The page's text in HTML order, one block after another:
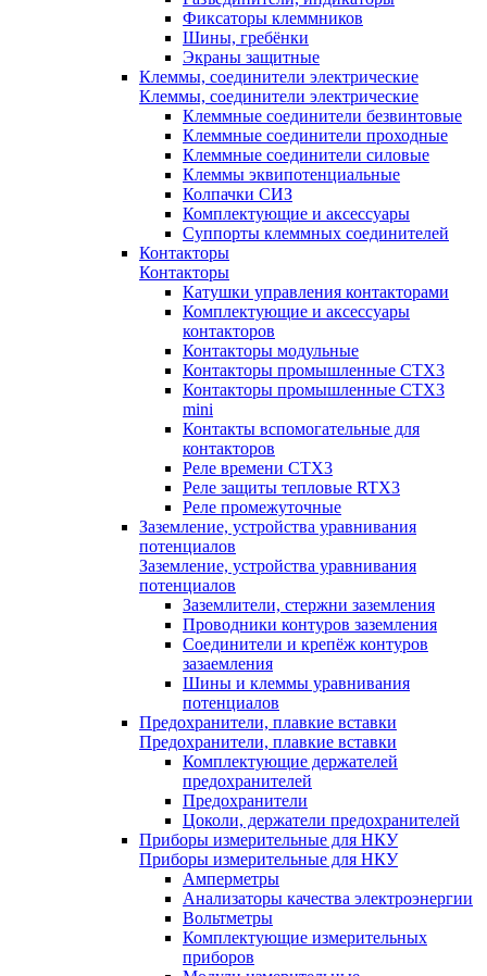
Фиксаторы клеммников
Шины, гребёнки
Экраны защитные
Клеммы, соединители электрические
Клеммы, соединители электрические
Клеммные соединители безвинтовые
Клеммные соединители проходные
Клеммные соединители силовые
Клеммы эквипотенциальные
Колпачки СИЗ
Комплектующие и аксессуары
Суппорты клеммных соединителей
Контакторы
Контакторы
Катушки управления контакторами
Комплектующие и аксессуары
контакторов
Контакторы модульные
Контакторы промышленные CTX3
Контакторы промышленные CTX3
mini
Контакты вспомогательные для
контакторов
Реле времени CTX3
Реле защиты тепловые RTX3
Реле промежуточные
Заземление, устройства уравнивания
потенциалов
Заземление, устройства уравнивания
потенциалов
Заземлители, стержни заземления
Проводники контуров заземления
Соединители и крепёж контуров
зазаемления
Шины и клеммы уравнивания
потенциалов
Предохранители, плавкие вставки
Предохранители, плавкие вставки
Комплектующие держателей
предохранителей
Предохранители
Цоколи, держатели предохранителей
Приборы измерительные для НКУ
Приборы измерительные для НКУ
Амперметры
Анализаторы качества электроэнергии
Вольтметры
Комплектующие измерительных
приборов